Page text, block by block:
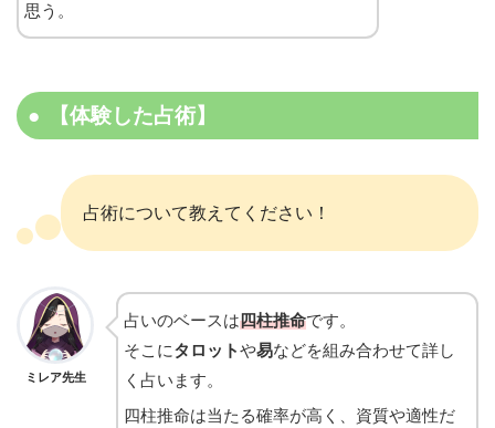
思う。
【体験した占術】
占術について教えてください！
ミレア先生
占いのベースは四柱推命です。
そこにタロットや易などを組み合わせて詳し
く占います。
四柱推命は当たる確率が高く、資質や適性だ